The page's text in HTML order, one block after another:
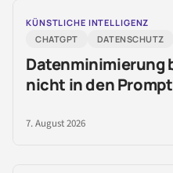
KÜNSTLICHE INTELLIGENZ
CHATGPT
DATENSCHUTZ
Datenminimierung
nicht in den
7. August 2026